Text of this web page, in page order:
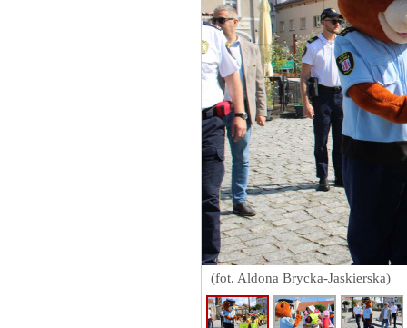
(fot. Aldona Brycka-Jaskierska)